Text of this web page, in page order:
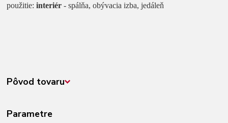
použitie:interiér- spálňa, obývacia izba, jedáleň
Pôvod tovaru
Parametre